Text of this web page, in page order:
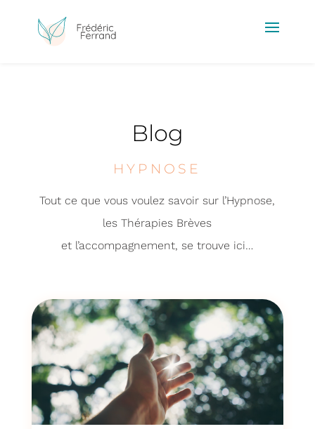
Blog
HYPNOSE
Tout ce que vous voulez savoir sur l’Hypnose,
les Thérapies Brèves
et l’accompagnement, se trouve ici…